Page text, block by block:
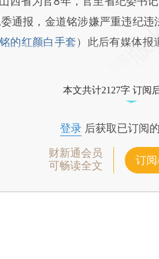
通报，金道铭涉嫌严重违纪
的红颜白手套）此后有媒体报
本文共计2127字 订阅
登录后获取已订阅
财新通会员
可畅读全文
订